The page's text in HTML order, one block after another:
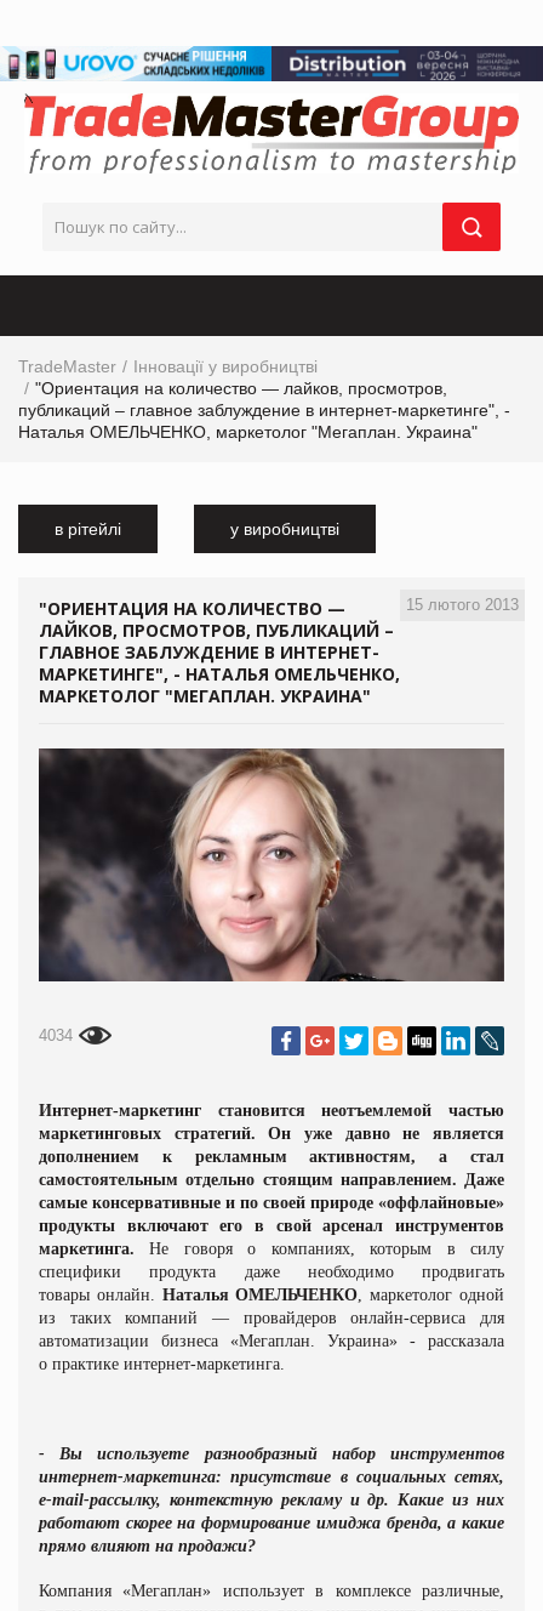
TradeMaster
Інновації у виробництві
"Ориентация на количество — лайков, просмотров,
публикаций – главное заблуждение в интернет-маркетинге", -
Наталья ОМЕЛЬЧЕНКО, маркетолог "Мегаплан. Украина"
в рітейлі у виробництві
15 лютого 2013
"ОРИЕНТАЦИЯ НА КОЛИЧЕСТВО —
ЛАЙКОВ, ПРОСМОТРОВ, ПУБЛИКАЦИЙ –
ГЛАВНОЕ ЗАБЛУЖДЕНИЕ В ИНТЕРНЕТ-
МАРКЕТИНГЕ", - НАТАЛЬЯ ОМЕЛЬЧЕНКО,
МАРКЕТОЛОГ "МЕГАПЛАН. УКРАИНА"
4034
Интернет-маркетинг становится неотъемлемой частью
маркетинговых стратегий. Он уже давно не является
дополнением к рекламным активностям, а стал
самостоятельным отдельно стоящим направлением. Даже
самые консервативные и по своей природе «оффлайновые»
продукты включают его в свой арсенал инструментов
маркетинга.Не говоря о компаниях, которым в силу
специфики продукта даже необходимо продвигать
товары онлайн. Наталья ОМЕЛЬЧЕНКО , маркетолог одной
из таких компаний — провайдеров онлайн-сервиса для
автоматизации бизнеса «Мегаплан. Украина» - рассказала
о практике интернет-маркетинга.
- Вы используете разнообразный набор инструментов
интернет-маркетинга: присутствие в социальных сетях,
e-mail-рассылку, контекстную рекламу и др. Какие из них
работают скорее на формирование имиджа бренда, а какие
прямо влияют на продажи?
Компания «Мегаплан» использует в комплексе различные,